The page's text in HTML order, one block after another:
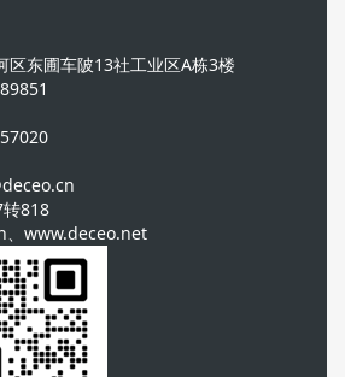
区东圃车陂13社工业区A栋3楼
818
、www.deceo.net